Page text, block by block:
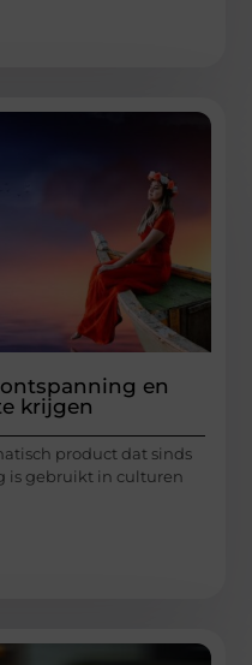
en
krijgen
product dat sinds
is gebruikt in culturen